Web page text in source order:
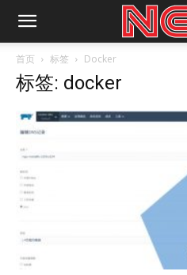
首页 标签 Docker
标签: docker